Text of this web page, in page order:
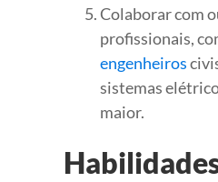
Colaborar com
profissionais,
engenheiros
sistemas
maior.